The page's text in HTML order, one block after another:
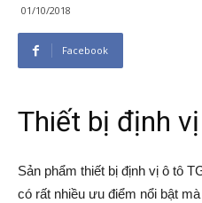
01/10/2018
Facebook
Thiết bị định
Sản phẩm thiết bị định vị ô tô
có rất nhiều ưu điểm nổi bật